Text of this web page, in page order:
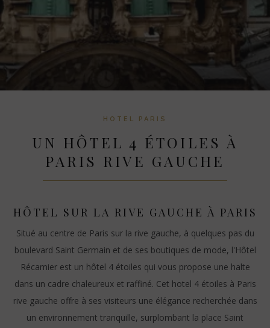
HOTEL PARIS
UN HÔTEL 4 ÉTOILES À
PARIS RIVE GAUCHE
HÔTEL SUR LA RIVE GAUCHE À PARIS
Situé au centre de Paris sur la rive gauche, à quelques pas du
boulevard Saint Germain et de ses boutiques de mode, l'Hôtel
Récamier est un hôtel 4 étoiles qui vous propose une halte
dans un cadre chaleureux et raffiné. Cet hotel 4 étoiles à Paris
rive gauche offre à ses visiteurs une élégance recherchée dans
un environnement tranquille, surplombant la place Saint